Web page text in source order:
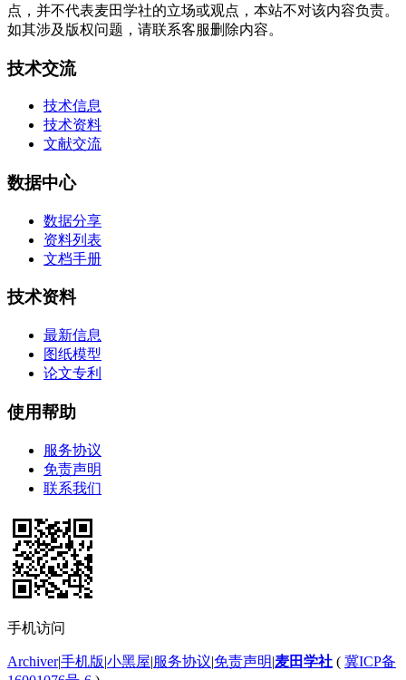
点，并不代表麦田学社的立场或观点，本站不对该内容负责。
如其涉及版权问题，请联系客服删除内容。
技术交流
技术信息
技术资料
文献交流
数据中心
数据分享
资料列表
文档手册
技术资料
最新信息
图纸模型
论文专利
使用帮助
服务协议
免责声明
联系我们
手机访问
Archiver|手机版|小黑屋|服务协议|免责声明|麦田学社 ( 冀ICP备